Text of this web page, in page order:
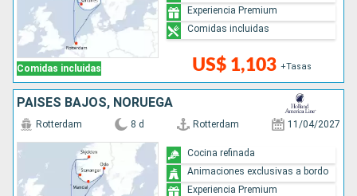
Comidas incluidas US$ 1,103 +Tasas
Experiencia Premium
Comidas incluidas
PAISES BAJOS, NORUEGA
Rotterdam 8 d Rotterdam 11/04/2027
Cocina refinada
Animaciones exclusivas a bordo
Experiencia Premium